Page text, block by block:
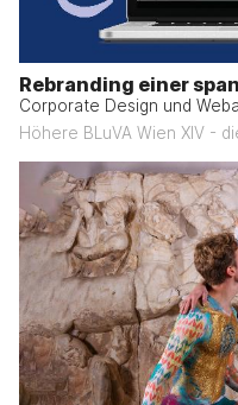
Rebranding einer
Corporate Design und
Höhere BLuVA Wien XIV -